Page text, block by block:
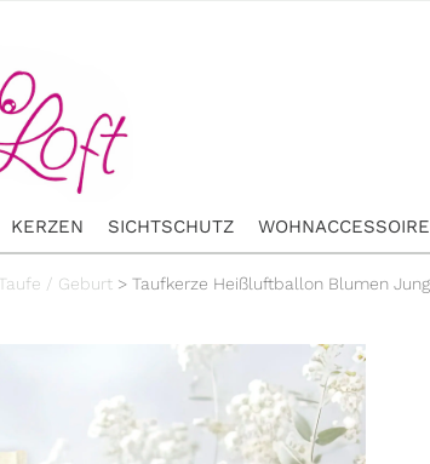
KERZEN SICHTSCHUTZ
Taufe / Geburt > Taufkerze Heißluftballon Blumen